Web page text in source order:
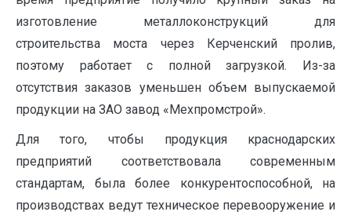
изготовление металлоконструкций для
строительства моста через Керченский пролив,
поэтому работает с полной загрузкой. Из-за
отсутствия заказов уменьшен объем выпускаемой
продукции на ЗАО завод «Мехпромстрой».
Для того, чтобы продукция краснодарских
предприятий соответствовала современным
стандартам, была более конкурентоспособной, на
производствах ведут техническое перевооружение и